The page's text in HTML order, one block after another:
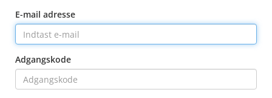
E-mail adresse
Adgangskode